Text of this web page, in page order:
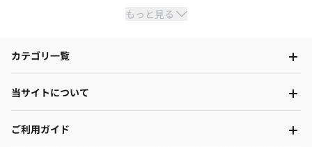
もっと見る
カテゴリ一覧
当サイトについて
ご利用ガイド